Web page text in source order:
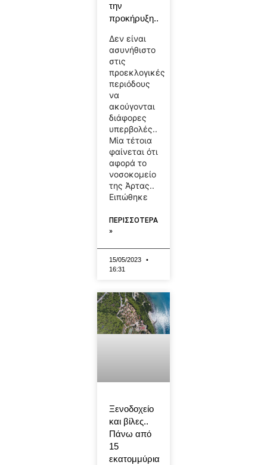
την
προκήρυξη..
Δεν είναι
ασυνήθιστο
στις
προεκλογικές
περιόδους
να
ακούγονται
διάφορες
υπερβολές..
Μία τέτοια
φαίνεται ότι
αφορά το
νοσοκομείο
της Άρτας..
Ειπώθηκε
ΠΕΡΙΣΣΟΤΕΡΑ
»
15/05/2023
16:31
Ξενοδοχείο
και βίλες..
Πάνω από
15
εκατομμύρια